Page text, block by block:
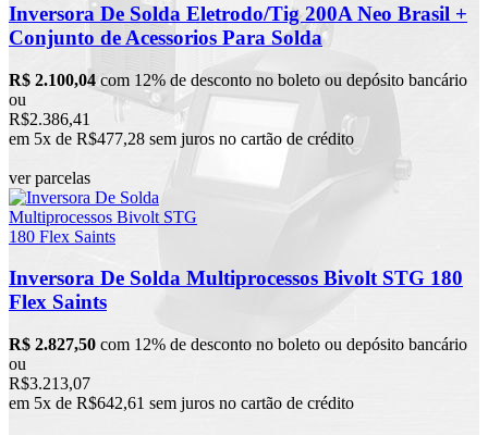
Inversora De Solda Eletrodo/Tig 200A Neo Brasil +
Conjunto de Acessorios Para Solda
R$ 2.100,04com 12% de desconto no boleto ou depósito bancário
ou
R$2.386,41
em 5x de R$477,28 sem juros no cartão de crédito
ver parcelas
Inversora De Solda Multiprocessos Bivolt STG 180
Flex Saints
R$ 2.827,50 com 12% de desconto no boleto ou depósito bancário
ou
R$3.213,07
em 5x de R$642,61 sem juros no cartão de crédito